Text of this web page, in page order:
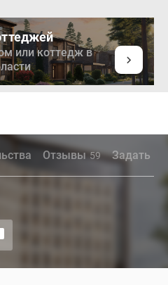
или коттедж в
Отзывы 59 Задать